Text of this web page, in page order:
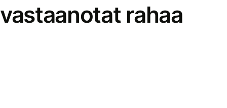
vastaanotat rahaa